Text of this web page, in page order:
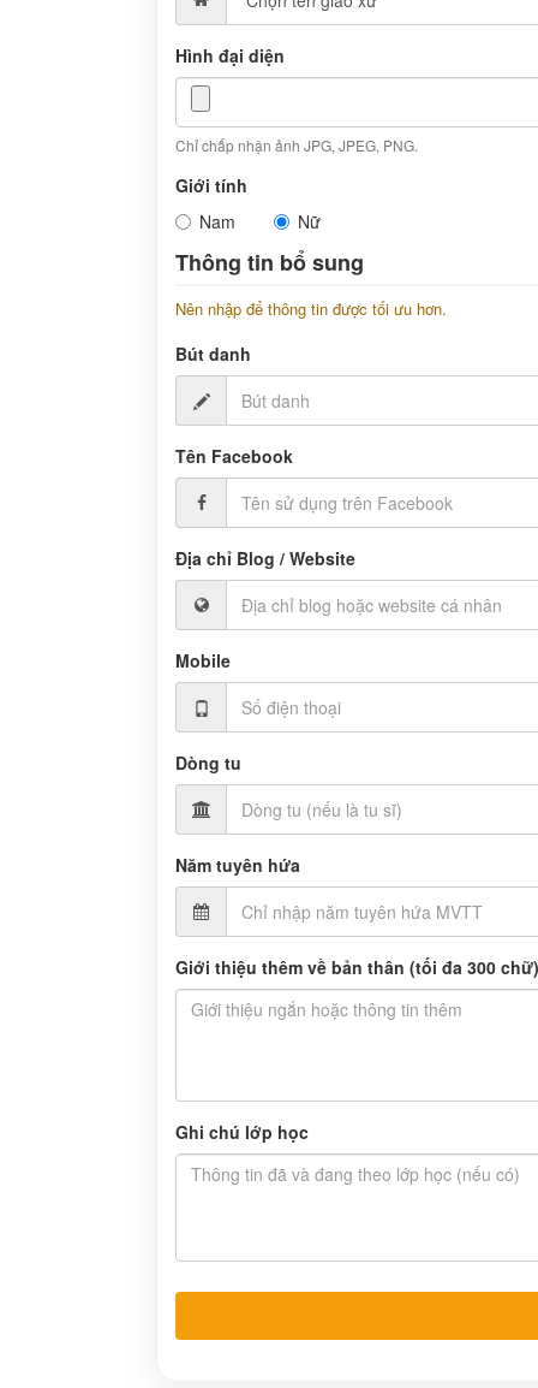
Hình đại diện
Chỉ chấp nhận ảnh JPG, JPEG, PNG.
Giới tính
Nam
Nữ
Thông tin bổ sung
Nên nhập để thông tin được tối ưu hơn.
Bút danh
Tên Facebook
Địa chỉ Blog / Website
Mobile
Dòng tu
Năm tuyên hứa
Giới thiệu thêm về bản thân (tối đa 300 chữ)
Ghi chú lớp học